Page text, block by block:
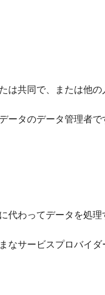
は共同で、または他
ータのデータ管理者で
わってデータを処
サービスプロバイ